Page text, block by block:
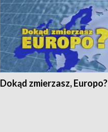
Dokąd zmierzasz, Europo?